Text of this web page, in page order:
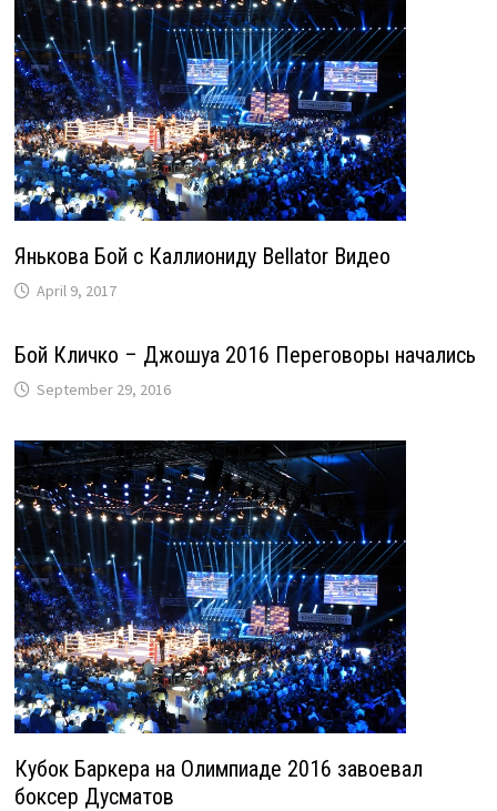
Янькова Бой с Каллиониду Bellator Видео
April 9, 2017
Бой Кличко – Джошуа 2016 Переговоры начались
September 29, 2016
Кубок Баркера на Олимпиаде 2016 завоевал
боксер Дусматов